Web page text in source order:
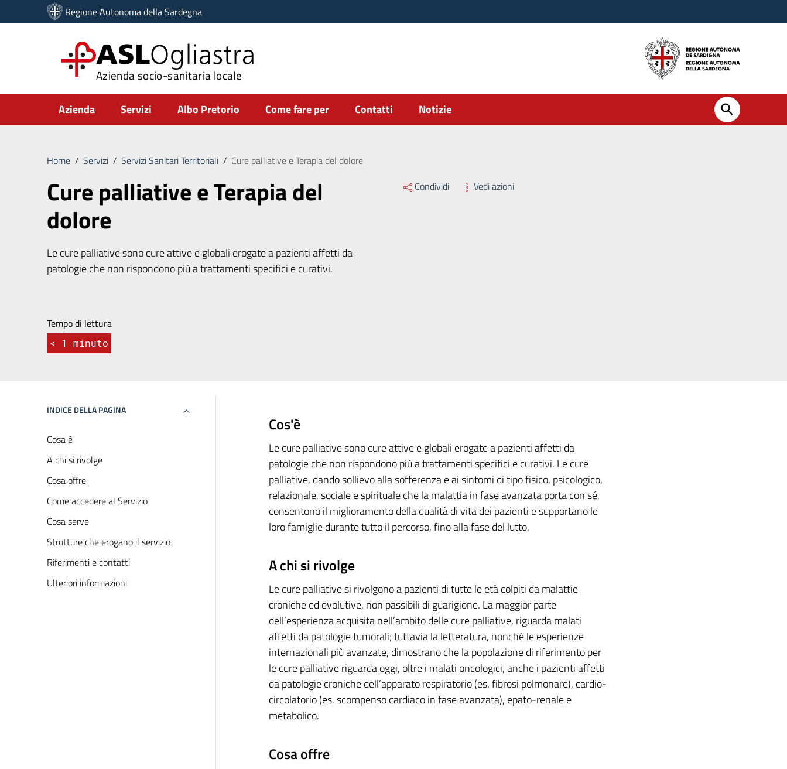
Vai ai contenuti
Vai al menu di navigazione
Regione Autonoma della Sardegna
ASLOgliastra
Azienda socio-sanitaria locale
Submenu
Azienda Servizi Albo Pretorio Come fare per Contatti Notizie
Home / Servizi / Servizi Sanitari Territoriali / Cure palliative e Terapia del dolore
Cure palliative e Terapia del
dolore
Le cure palliative sono cure attive e globali erogate a pazienti affetti da
patologie che non rispondono più a trattamenti specifici e curativi.
Condividi Vedi azioni
Tempo di lettura
< 1 minuto
INDICE DELLA PAGINA
Cosa è
A chi si rivolge
Cosa offre
Come accedere al Servizio
Cosa serve
Strutture che erogano il servizio
Riferimenti e contatti
Ulteriori informazioni
Cos'è
Le cure palliative sono cure attive e globali erogate a pazienti affetti da
patologie che non rispondono più a trattamenti specifici e curativi. Le cure
palliative, dando sollievo alla sofferenza e ai sintomi di tipo fisico, psicologico,
relazionale, sociale e spirituale che la malattia in fase avanzata porta con sé,
consentono il miglioramento della qualità di vita dei pazienti e supportano le
loro famiglie durante tutto il percorso, fino alla fase del lutto.
A chi si rivolge
Le cure palliative si rivolgono a pazienti di tutte le età colpiti da malattie
croniche ed evolutive, non passibili di guarigione. La maggior parte
dell’esperienza acquisita nell’ambito delle cure palliative, riguarda malati
affetti da patologie tumorali; tuttavia la letteratura, nonché le esperienze
internazionali più avanzate, dimostrano che la popolazione di riferimento per
le cure palliative riguarda oggi, oltre i malati oncologici, anche i pazienti affetti
da patologie croniche dell’apparato respiratorio (es. fibrosi polmonare), cardio-
circolatorio (es. scompenso cardiaco in fase avanzata), epato-renale e
metabolico.
Cosa offre